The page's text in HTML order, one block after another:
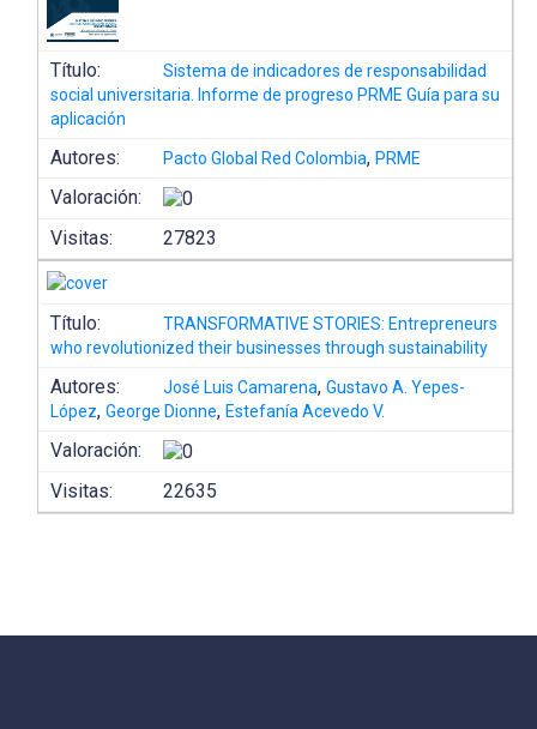
Título:
Sistema de indicadores de responsabilidad
social universitaria. Informe de progreso PRME Guía para su
aplicación
Autores: Pacto Global Red Colombia,PRME
Valoración:
Visitas:
27823
Título:
TRANSFORMATIVE STORIES: Entrepreneurs
who revolutionized their businesses through sustainability
Autores: José Luis Camarena,Gustavo A. Yepes-
López,George Dionne,Estefanía Acevedo V.
Valoración:
Visitas:
22635